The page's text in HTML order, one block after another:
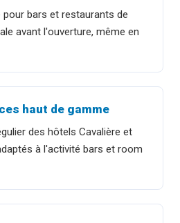
pour bars et restaurants de
avant l'ouverture, même en
haut de gamme
des hôtels Cavalière et
à l'activité bars et room